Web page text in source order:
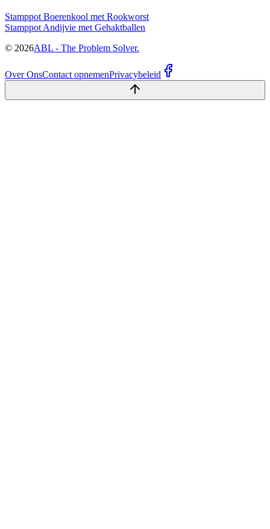
Stamppot Boerenkool met Rookworst
Stamppot Andijvie met Gehaktballen
© 2026ABL - The Problem Solver.
Over OnsContact opnemenPrivacybeleid